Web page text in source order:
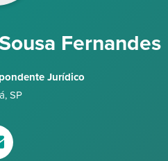
Fernandes
Jurídico
, SP